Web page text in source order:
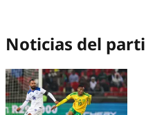
Noticias del